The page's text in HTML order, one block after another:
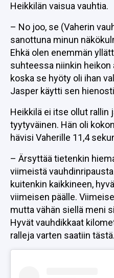
Heikkilän vaisua vauhtia.
– No joo, se (Vaherin
sanottuna minun
Ehkä olen enemmän
suhteessa niinkin heikon
koska se hyöty oli ihan
Jasper käytti sen
Heikkilä ei itse ollut rallin
tyytyväinen. Hän oli
hävisi Vaherille 11,4
– Ärsyttää tietenkin
viimeistä
kuitenkin kaikkineen,
viimeisen päälle.
mutta vähän siellä meni
Hyvät vauhdikkaat
ralleja varten saatiin tästä.